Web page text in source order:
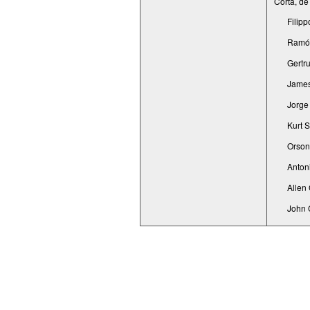
Kurt
Allen
John